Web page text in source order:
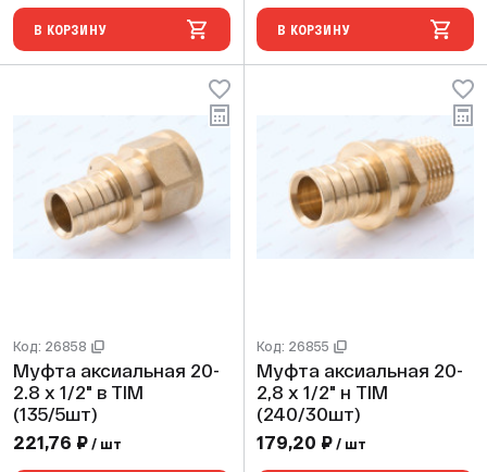
В КОРЗИНУ В КОРЗИНУ
Код: 26858
Муфта аксиальная 20-
2.8 х 1/2" в TIM
(135/5шт)
221,76 ₽ / шт
Код: 26855
Муфта аксиальная 20-
2,8 х 1/2" н TIM
(240/30шт)
179,20 ₽ / шт